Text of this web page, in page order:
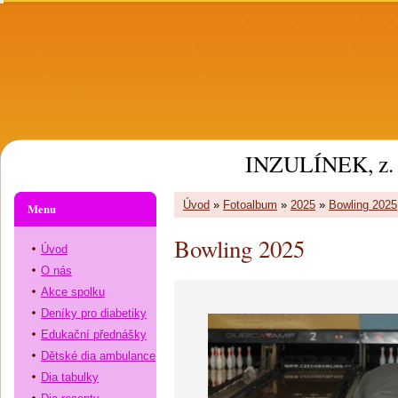
INZULÍNEK, z.
Úvod » Fotoalbum » 2025 » Bowling 2025
Bowling 2025
Menu
Úvod
O nás
Akce spolku
Deníky pro diabetiky
Edukační přednášky
Dětské dia ambulance
Dia tabulky